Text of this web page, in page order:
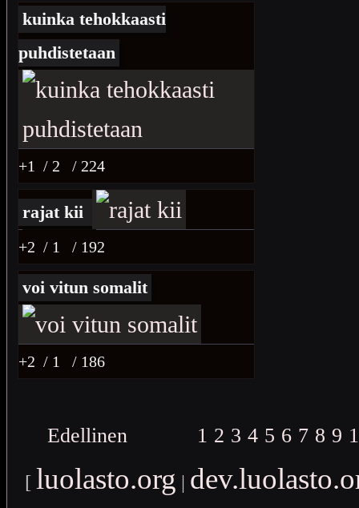
kuinka tehokkaasti
puhdistetaan
+1 / 2 / 224
rajat kii
+2 / 1 / 192
voi vitun somalit
+2 / 1 / 186
Edellinen 1 2 3 4 5 6 7 8 9
[ luolasto.org |